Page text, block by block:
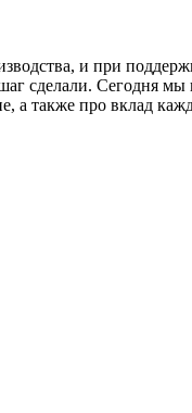
и при
сделали. Сегодня
а также про вклад